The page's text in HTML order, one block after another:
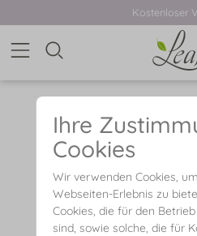
Kostenloser
Ihre
Cookies
Wir verwenden Cookies,
Webseiten-Erlebnis zu
Cookies, die für den
sind, sowie solche, die für